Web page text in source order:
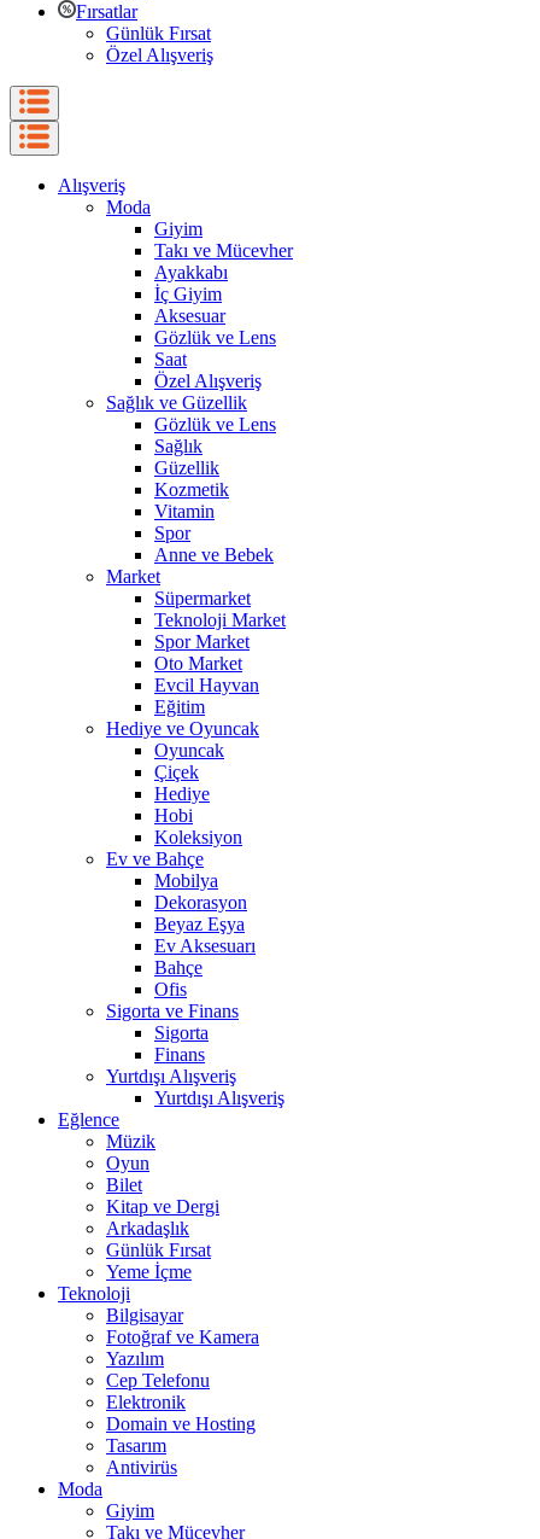
Fırsatlar
Günlük Fırsat
Özel Alışveriş
Alışveriş
Moda
Giyim
Takı ve Mücevher
Ayakkabı
İç Giyim
Aksesuar
Gözlük ve Lens
Saat
Özel Alışveriş
Sağlık ve Güzellik
Gözlük ve Lens
Sağlık
Güzellik
Kozmetik
Vitamin
Spor
Anne ve Bebek
Market
Süpermarket
Teknoloji Market
Spor Market
Oto Market
Evcil Hayvan
Eğitim
Hediye ve Oyuncak
Oyuncak
Çiçek
Hediye
Hobi
Koleksiyon
Ev ve Bahçe
Mobilya
Dekorasyon
Beyaz Eşya
Ev Aksesuarı
Bahçe
Ofis
Sigorta ve Finans
Sigorta
Finans
Yurtdışı Alışveriş
Yurtdışı Alışveriş
Eğlence
Müzik
Oyun
Bilet
Kitap ve Dergi
Arkadaşlık
Günlük Fırsat
Yeme İçme
Teknoloji
Bilgisayar
Fotoğraf ve Kamera
Yazılım
Cep Telefonu
Elektronik
Domain ve Hosting
Tasarım
Antivirüs
Moda
Giyim
Takı ve Mücevher